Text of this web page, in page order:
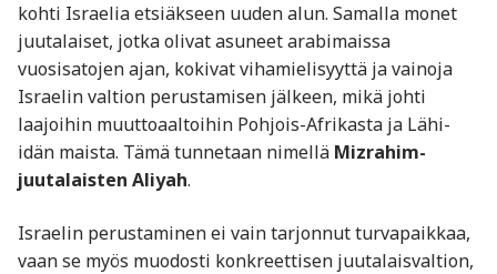
kohti Israelia etsiäkseen uuden alun. Samalla monet
juutalaiset, jotka olivat asuneet arabimaissa
vuosisatojen ajan, kokivat vihamielisyyttä ja vainoja
Israelin valtion perustamisen jälkeen, mikä johti
laajoihin muuttoaaltoihin Pohjois-Afrikasta ja Lähi-
idän maista. Tämä tunnetaan nimellä Mizrahim-
juutalaisten Aliyah.
Israelin perustaminen ei vain tarjonnut turvapaikkaa,
vaan se myös muodosti konkreettisen juutalaisvaltion,